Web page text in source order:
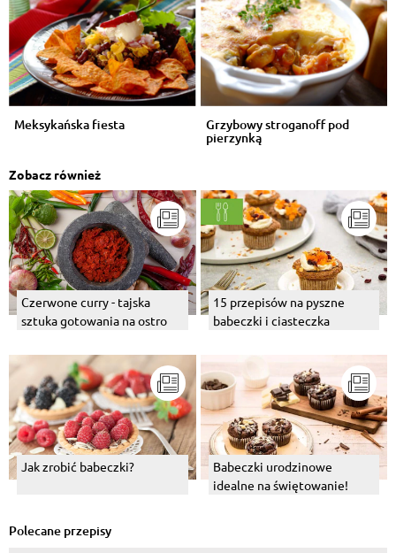
Meksykańska fiesta Grzybowy stroganoff pod
pierzynką
Zobacz również
Czerwone curry - tajska
sztuka gotowania na ostro
15 przepisów na pyszne
babeczki i ciasteczka
Jak zrobić babeczki?
Babeczki urodzinowe
idealne na świętowanie!
Polecane przepisy